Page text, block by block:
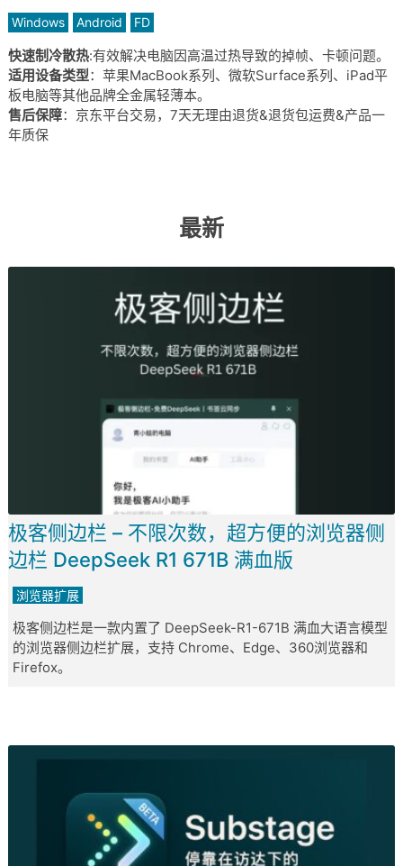
Windows Android FD
快速制冷散热:有效解决电脑因高温过热导致的掉帧、卡顿问题。
适用设备类型：苹果MacBook系列、微软Surface系列、iPad平
板电脑等其他品牌全金属轻薄本。
售后保障：京东平台交易，7天无理由退货&退货包运费&产品一
年质保
最新
极客侧边栏 – 不限次数，超方便的浏览器侧
边栏 DeepSeek R1 671B 满血版
浏览器扩展
极客侧边栏是一款内置了 DeepSeek-R1-671B 满血大语言模型
的浏览器侧边栏扩展，支持 Chrome、Edge、360浏览器和
Firefox。